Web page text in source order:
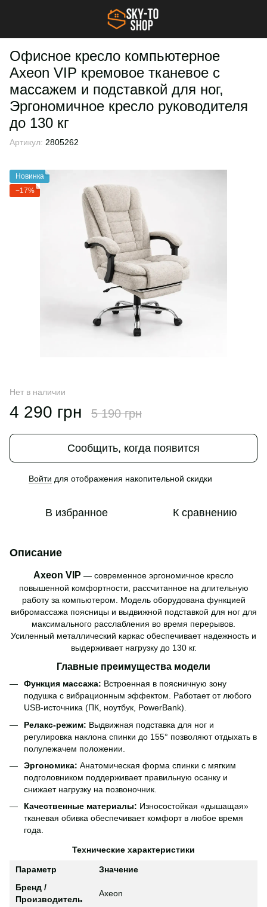
Офисное кресло компьютерное
Axeon VIP кремовое тканевое с
массажем и подставкой для ног,
Эргономичное кресло руководителя
до 130 кг
Артикул: 2805262
Новинка
−17%
Нет в наличии
4 290 грн 5 190 грн
Сообщить, когда появится
Войти для отображения накопительной скидки
В избранное К сравнению
Описание
Axeon VIP — современное эргономичное кресло
повышенной комфортности, рассчитанное на длительную
работу за компьютером. Модель оборудована функцией
вибромассажа поясницы и выдвижной подставкой для ног для
максимального расслабления во время перерывов.
Усиленный металлический каркас обеспечивает надежность и
выдерживает нагрузку до 130 кг.
Главные преимущества модели
Функция массажа: Встроенная в поясничную зону
подушка с вибрационным эффектом. Работает от любого
USB-источника (ПК, ноутбук, PowerBank).
Релакс-режим: Выдвижная подставка для ног и
регулировка наклона спинки до 155° позволяют отдыхать в
полулежачем положении.
Эргономика: Анатомическая форма спинки с мягким
подголовником поддерживает правильную осанку и
снижает нагрузку на позвоночник.
Качественные материалы: Износостойкая «дышащая»
тканевая обивка обеспечивает комфорт в любое время
года.
Технические характеристики
Параметр
Значение
Бренд /
Производитель
Axeon